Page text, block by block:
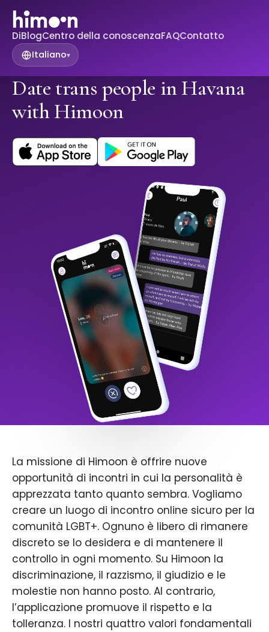
DiBlogCentro della conoscenzaFAQContatto
Italiano▾
Date trans people in Havana
with Himoon
La missione di Himoon è offrire nuove
opportunità di incontri in cui la personalità è
apprezzata tanto quanto sembra. Vogliamo
creare un luogo di incontro online sicuro per la
comunità LGBT+. Ognuno è libero di rimanere
discreto se lo desidera e di mantenere il
controllo in ogni momento. Su Himoon la
discriminazione, il razzismo, il giudizio e le
molestie non hanno posto. Al contrario,
l’applicazione promuove il rispetto e la
tolleranza. I nostri quattro valori fondamentali